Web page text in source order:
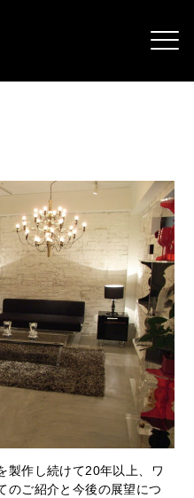
製作し続けて20年以上、ワ
のご紹介と今後の展望につ